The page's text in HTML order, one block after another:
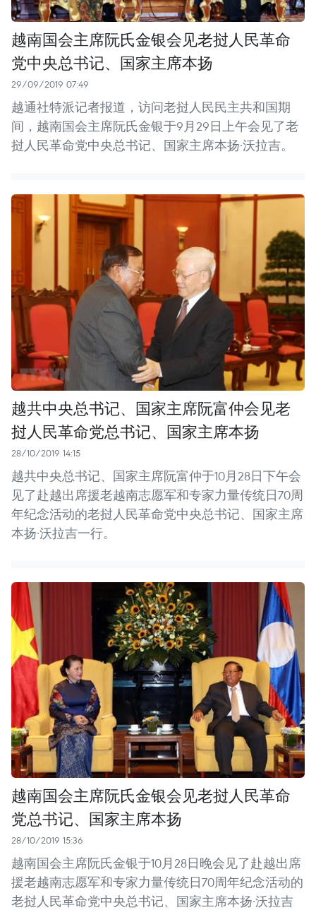
越南国会主席阮氏金银会见老挝人民革命
党中央总书记、国家主席本扬
29/09/2019 07:49
越通社特派记者报道，访问老挝人民民主共和国期
间，越南国会主席阮氏金银于9月29日上午会见了老
挝人民革命党中央总书记、国家主席本扬·沃拉吉。
越共中央总书记、国家主席阮富仲会见老
挝人民革命党总书记、国家主席本扬
28/10/2019 14:15
越共中央总书记、国家主席阮富仲于10月28日下午会
见了赴越出席援老越南志愿军和专家力量传统日70周
年纪念活动的老挝人民革命党中央总书记、国家主席
本扬·沃拉吉一行。
越南国会主席阮氏金银会见老挝人民革命
党总书记、国家主席本扬
28/10/2019 15:36
越南国会主席阮氏金银于10月28日晚会见了赴越出席
援老越南志愿军和专家力量传统日70周年纪念活动的
老挝人民革命党中央总书记、国家主席本扬·沃拉吉